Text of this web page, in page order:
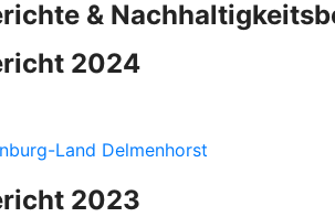
&
2024
Land Delmenhorst
2023